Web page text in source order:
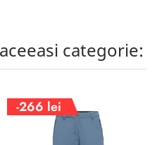
categorie:
-266 lei